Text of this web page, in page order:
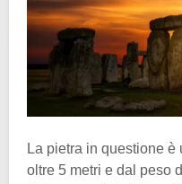
La pietra in questione è
oltre 5 metri e dal peso